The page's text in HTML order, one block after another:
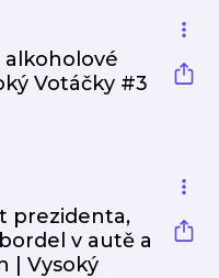
alkoholové
Votáčky #3
prezidenta,
v autě a
| Vysoký